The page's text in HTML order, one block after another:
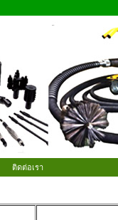
ติดต่อเรา